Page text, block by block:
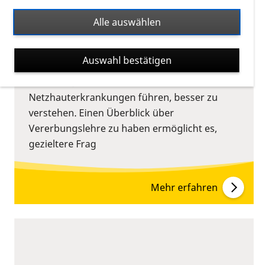
Genetik und Vererbung
Diese Broschüre soll Betroffenen helfen die
Netzhauterkrankungen führen, besser zu
verstehen. Einen Überblick über
Vererbungslehre zu haben ermöglicht es,
gezieltere Frag
Mehr erfahren
Alle auswählen
Auswahl bestätigen